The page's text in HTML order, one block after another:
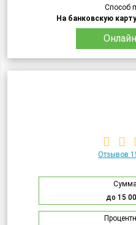
Способ
На банковскую
Отзывов
до 15